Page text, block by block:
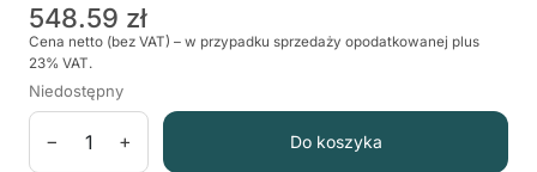
548.59 zł
Cena netto (bez VAT) – w przypadku sprzedaży opodatkowanej plus
23% VAT.
Niedostępny
− + Do koszyka